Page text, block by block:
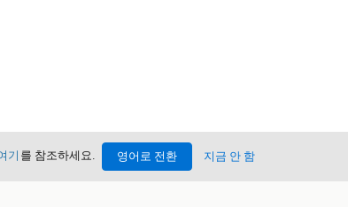
기 를 참조하세요. 영어로 전환 지금 안 함